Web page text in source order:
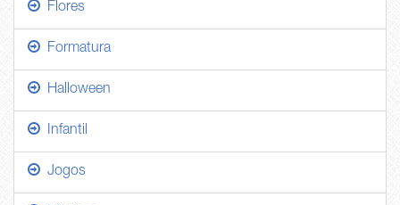
Flores
Formatura
Halloween
Infantil
Jogos